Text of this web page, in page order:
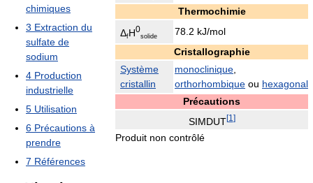
Thermochimie
ΔfH0
solide
78.2 kJ/mol
Cristallographie
Système
cristallin
monoclinique
orthorhombique ou hexagonal
Précautions
SIMDUT[1 ]
Produit non contrôlé
chimiques
3 Extraction du
sulfate de
sodium
4 Production
industrielle
5 Utilisation
6 Précautions à
prendre
7 Références